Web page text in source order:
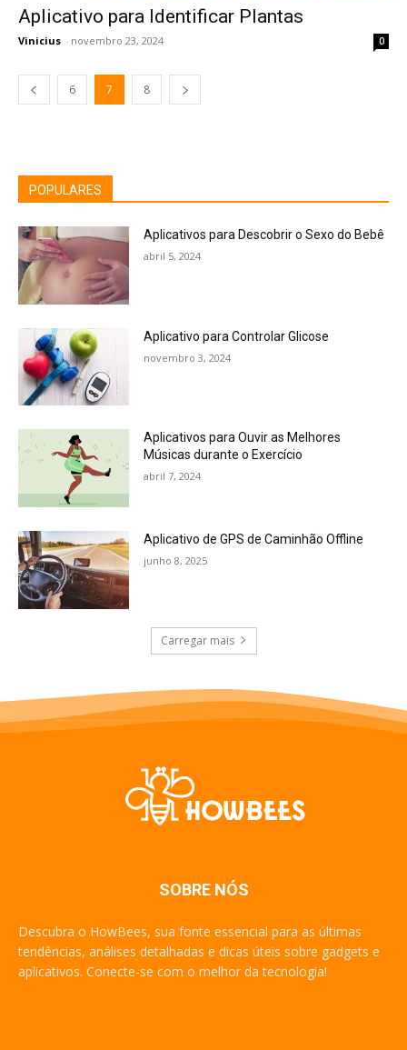
Aplicativo para Identificar Plantas
Vinicius - novembro 23, 2024 0
6 7 8
POPULARES
Aplicativos para Descobrir o Sexo do Bebê
abril 5, 2024
Aplicativo para Controlar Glicose
novembro 3, 2024
Aplicativos para Ouvir as Melhores
Músicas durante o Exercício
abril 7, 2024
Aplicativo de GPS de Caminhão Offline
junho 8, 2025
Carregar mais
SOBRE NÓS
Descubra o HowBees, sua fonte essencial para as últimas
tendências, análises detalhadas e dicas úteis sobre gadgets e
aplicativos. Conecte-se com o melhor da tecnologia!